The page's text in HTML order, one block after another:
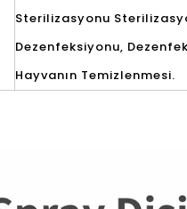
Sterilizasyonu
Dezenfeksiyonu,
Hayvanın Temizlenmesi.